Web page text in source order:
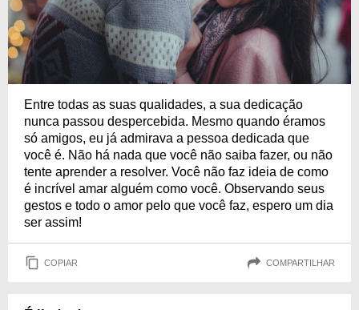
Entre todas as suas qualidades, a sua dedicação
nunca passou despercebida. Mesmo quando éramos
só amigos, eu já admirava a pessoa dedicada que
você é. Não há nada que você não saiba fazer, ou não
tente aprender a resolver. Você não faz ideia de como
é incrível amar alguém como você. Observando seus
gestos e todo o amor pelo que você faz, espero um dia
ser assim!
COPIAR COMPARTILHAR